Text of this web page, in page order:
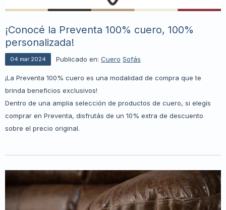
¡Conocé la Preventa 100% cuero, 100%
personalizada!
04 mar 2024 Publicado en: Cuero Sofás
¡La Preventa 100% cuero es una modalidad de compra que te
brinda beneficios exclusivos!
Dentro de una amplia selección de productos de cuero, si elegís
comprar en Preventa, disfrutás de un 10% extra de descuento
sobre el precio original.